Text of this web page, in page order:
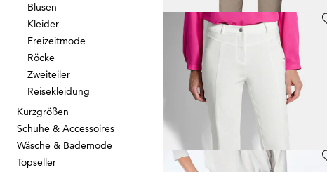
Blusen
Kleider
Freizeitmode
Röcke
Zweiteiler
Reisekleidung
Kurzgrößen
Schuhe & Accessoires
Wäsche & Bademode
Topseller
GOLDNER
JeansCARLA mit Spitzenbordüre
69,95 €129,95 €
30-Tage-Bestpreis**: 89,95 €